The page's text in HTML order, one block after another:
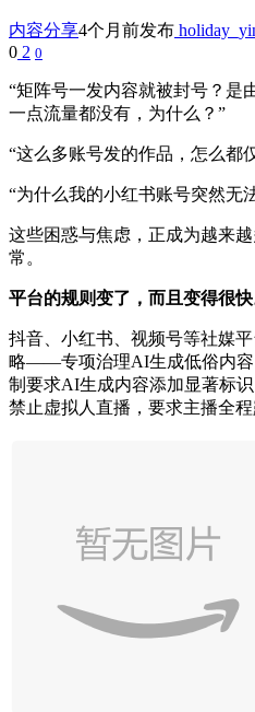
内容分享4个月前发布
0 2 0
“矩阵号一发内容就被封号？是
一点流量都没有，为什么？”
“这么多账号发的作品，怎么都
“为什么我的小红书账号突然
这些困惑与焦虑，正成为越来
常。
平台的规则变了，而且变得很快
抖音、小红书、视频号等社媒
略——专项治理AI生成低俗内容
制要求AI生成内容添加显著标
禁止虚拟人直播，要求主播全